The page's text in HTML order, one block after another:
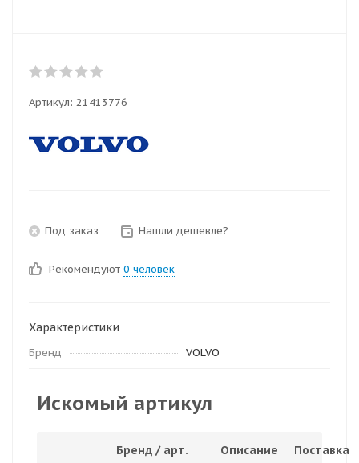
Артикул: 21413776
Под заказ Нашли дешевле?
Рекомендуют 0 человек
Характеристики
Бренд VOLVO
Искомый артикул
Бренд / арт. Описание Поставка